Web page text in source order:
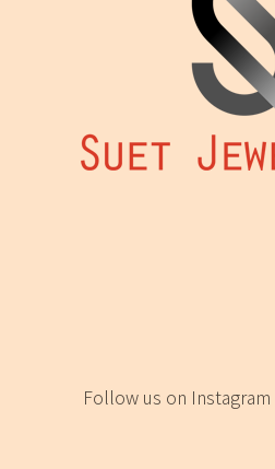
Follow us on Instagram